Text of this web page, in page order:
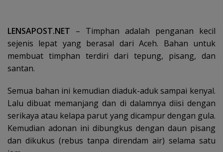
LENSAPOST.NET – Timphan adalah penganan kecil
sejenis lepat yang berasal dari Aceh. Bahan untuk
membuat timphan terdiri dari tepung, pisang, dan
santan.
Semua bahan ini kemudian diaduk-aduk sampai kenyal.
Lalu dibuat memanjang dan di dalamnya diisi dengan
serikaya atau kelapa parut yang dicampur dengan gula.
Kemudian adonan ini dibungkus dengan daun pisang
dan dikukus (rebus tanpa direndam air) selama satu